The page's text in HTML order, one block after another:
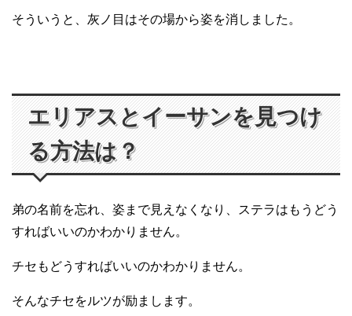
そういうと、灰ノ目はその場から姿を消しました。
エリアスとイーサンを見つけ
る方法は？
弟の名前を忘れ、姿まで見えなくなり、ステラはもうどう
すればいいのかわかりません。
チセもどうすればいいのかわかりません。
そんなチセをルツが励まします。